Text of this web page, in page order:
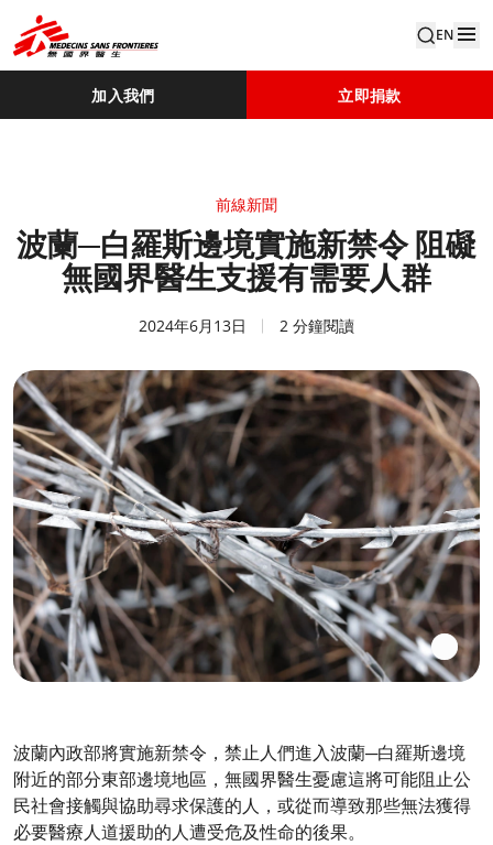
EN
加入我們 立即捐款
前線新聞
波蘭─白羅斯邊境實施新禁令 阻礙
無國界醫生支援有需要人群
2024年6月13日 2 分鐘閱讀
波蘭內政部將實施新禁令，禁止人們進入波蘭─白羅斯邊境
附近的部分東部邊境地區，無國界醫生憂慮這將可能阻止公
民社會接觸與協助尋求保護的人，或從而導致那些無法獲得
必要醫療人道援助的人遭受危及性命的後果。